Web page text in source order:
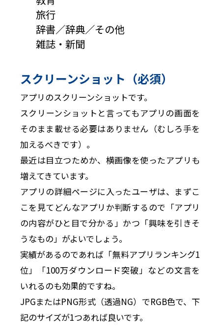
旅行
辞書／辞典／その他
雑誌・新聞
スクリーンショット（必須）
アプリのスクリーンショットです。
スクリーンショットと言ってもアプリの画面を
そのまま載せる必要はありません（むしろ手を
加えるべきです）。
最近は目立つためか、横画像を使ったアプリも
増えてきています。
アプリの詳細ページに入ったユーザは、まずこ
こを見てどんなアプリか判断するので「アプリ
の内容がひと目で分かる」かつ「興味を引きそ
うなもの」がよいでしょう。
実績があるのであれば「無料アプリランキング1
位」「100万ダウンロード突破」などの文言を
いれるのも効果的ですね。
JPGまたはPNG形式（透過NG）でRGB色で、下
記のサイズが1つあれば良いです。